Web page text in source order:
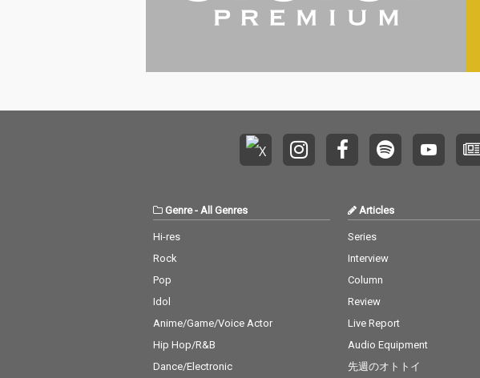
Genre- All Genres
Hi-res
Rock
Pop
Idol
Anime/Game/Voice Actor
Hip Hop/R&B
Dance/Electronic
Articles
Series
Interview
Column
Review
Live Report
Audio Equipment
先週のオトトイ